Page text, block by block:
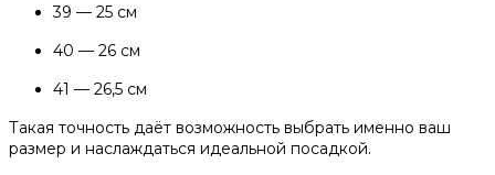
39 — 25 см
40 — 26 см
41 — 26,5 см
Такая точность даёт возможность выбрать именно ваш
размер и наслаждаться идеальной посадкой.